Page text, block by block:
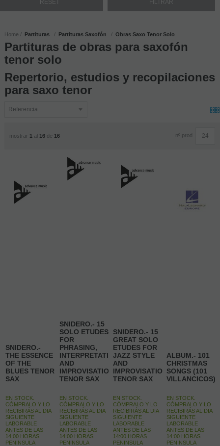
Home Partituras Partituras Saxofón Obras Saxo Tenor Solo
Partituras de obras para saxofón
tenor solo
Repertorio, estudios y recopilaciones
para saxo tenor
mostrar 1 al 16de 16 nº prod.
SNIDERO.-
THE ESSENCE
OF THE
BLUES TENOR
SAX
EN STOCK.
CÓMPRALO Y LO
RECIBIRÁS AL DIA
SIGUIENTE
LABORABLE
ANTES DE LAS
14:00 HORAS
PENINSULA
SNIDERO.- 15
SOLO ETUDES
FOR
PHRASING,
INTERPRETATION
AND
IMPROVISATION
TENOR SAX
EN STOCK.
CÓMPRALO Y LO
RECIBIRÁS AL DIA
SIGUIENTE
LABORABLE
ANTES DE LAS
14:00 HORAS
PENINSULA
SNIDERO.- 15
GREAT SOLO
ETUDES FOR
JAZZ STYLE
AND
IMPROVISATION
TENOR SAX
EN STOCK.
CÓMPRALO Y LO
RECIBIRÁS AL DIA
SIGUIENTE
LABORABLE
ANTES DE LAS
14:00 HORAS
PENINSULA
ALBUM.- 101
CHRISTMAS
SONGS (101
VILLANCICOS)
EN STOCK.
CÓMPRALO Y LO
RECIBIRÁS AL DIA
SIGUIENTE
LABORABLE
ANTES DE LAS
14:00 HORAS
PENINSULA